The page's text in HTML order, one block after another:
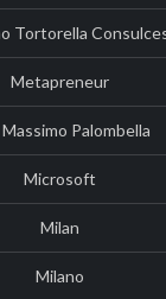
Tortorella
Metapreneur
Palombella
Microsoft
Milan
Milano